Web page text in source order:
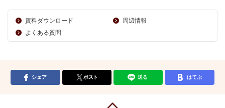
資料ダウンロード
周辺情報
よくある質問
シェア ポスト 送る はてぶ